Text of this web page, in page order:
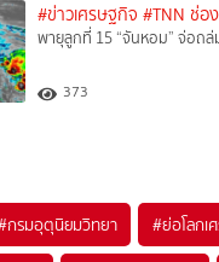
#ข่าวเศรษฐกิจ #TNN ช่อ
พายุลูกที่ 15 “จันหอม” จ่อถ
373
กรมอุตุนิยมวิทยา #ย่อโลกเ